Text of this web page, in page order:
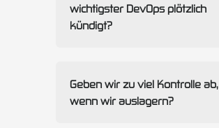
wichtigster DevOps plötzlich
kündigt?
Geben wir zu viel Kontrolle ab,
wenn wir auslagern?